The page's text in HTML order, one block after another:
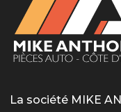
La société MIKE